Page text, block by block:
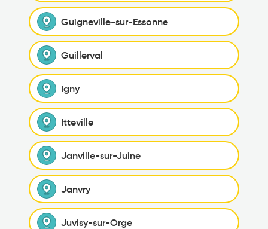
Guigneville-sur-Essonne
Guillerval
Igny
Itteville
Janville-sur-Juine
Janvry
Juvisy-sur-Orge